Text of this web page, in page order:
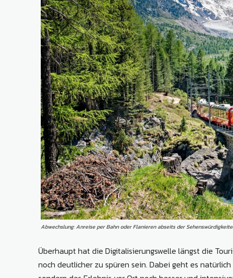
Abwechslung: Anreise per Bahn oder Flanieren abseits der
Überhaupt hat die Digitalisierungswelle längst die
noch deutlicher zu spüren sein. Dabei geht es